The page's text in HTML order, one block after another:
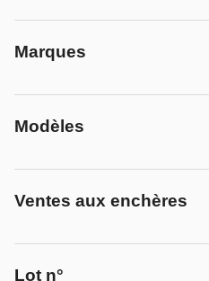
Marques
Modèles
Ventes aux enchères
Lot n°